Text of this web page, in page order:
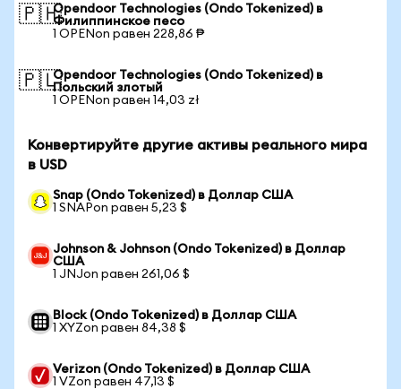
🇵🇭Opendoor Technologies (Ondo Tokenized) в
Филиппинское песо
1 OPENon равен 228,86 ₱
🇵🇱Opendoor Technologies (Ondo Tokenized) в
Польский злотый
1 OPENon равен 14,03 zł
Конвертируйте другие активы реального мира
в USD
Snap (Ondo Tokenized) в Доллар США
1 SNAPon равен 5,23 $
Johnson & Johnson (Ondo Tokenized) в Доллар
США
1 JNJon равен 261,06 $
Block (Ondo Tokenized) в Доллар США
1 XYZon равен 84,38 $
Verizon (Ondo Tokenized) в Доллар США
1 VZon равен 47,13 $